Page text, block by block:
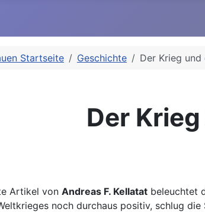
Startseite Geschichte Der Krieg
Der
Artikel von Andreas F. Kellatat beleuchtet
noch durchaus positiv, schlug